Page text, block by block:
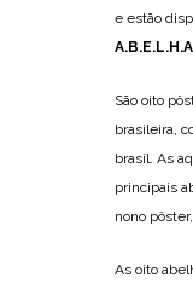
e estão
A.B.E.L.H.A
São oito
brasileira,
brasil. As
principais
nono
As oito